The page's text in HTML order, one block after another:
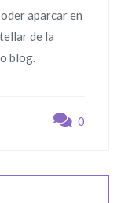
aparcar en
de la
blog.
0